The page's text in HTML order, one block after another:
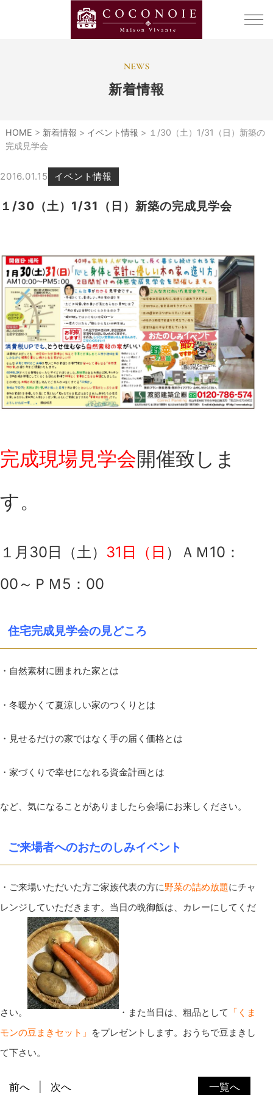
新着情報
HOME > 新着情報 > イベント情報 > １/30（土）1/31（日）新築の
完成見学会
2016.01.15 イベント情報
１/30（土）1/31（日）新築の完成見学会
完成現場見学会開催致しま
す。
１月30日（土） 31日（日 ）ＡＭ10：
00～ＰＭ5：00
住宅完成見学会の見どころ
・自然素材に囲まれた家とは
・冬暖かくて夏涼しい家のつくりとは
・見せるだけの家ではなく手の届く価格とは
・家づくりで幸せになれる資金計画とは
など、気になることがありましたら会場にお来しください。
ご来場者へのおたのしみイベント
・ご来場いただいた方ご家族代表の方に野菜の詰め放題にチャ
レンジしていただきます。当日の晩御飯は、カレーにしてくだ
さい。 ・また当日は、粗品として 「くま
モンの豆まきセット」 をプレゼントします。おうちで豆まきし
て下さい。
一覧へ
前へ 次へ